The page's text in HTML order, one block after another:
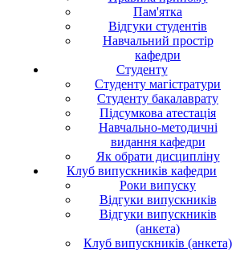
Пам'ятка
Відгуки студентів
Навчальний простір
кафедри
Студенту
Cтуденту магістратури
Студенту бакалаврату
Підсумкова атестація
Навчально-методичні
видання кафедри
Як обрати дисципліну
Клуб випускників кафедри
Роки випуску
Відгуки випускників
Відгуки випускників
(анкета)
Клуб випускників (анкета)